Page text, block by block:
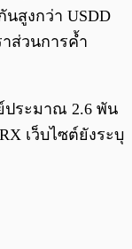
สูงกว่า USDD
ส่วนการค้ำ
ประมาณ 2.6 พัน
เว็บไซต์ยังระบุ